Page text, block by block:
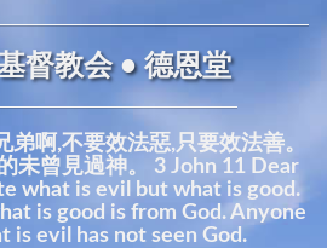
督教会 • 德恩堂
弟啊,不要效法惡,只要效法善。
未曾見過神。 3 John 11 Dear
what is evil but what is good.
is good is from God. Anyone
is evil has not seen God.